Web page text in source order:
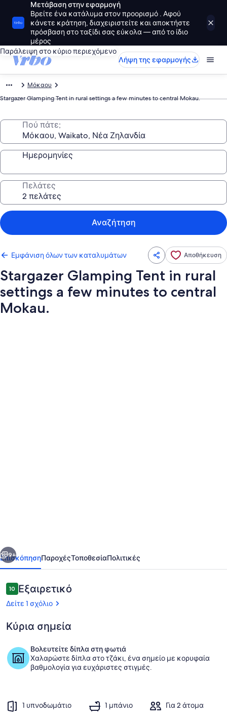
Μετάβαση στην εφαρμογή
Βρείτε ένα κατάλυμα στον προορισμό . Αφού
κάνετε κράτηση, διαχειριστείτε και αποκτήστε
πρόσβαση στο ταξίδι σας εύκολα — από το ίδιο
μέρος
Παράλειψη στο κύριο περιεχόμενο
Λήψη της εφαρμογής
Μόκαου
Stargazer Glamping Tent in rural settings a few minutes to central Mokau.
Πού πάτε;
Ημερομηνίες
Πελάτες
Αναζήτηση
Εμφάνιση όλων των καταλυμάτων Αποθήκευση
Stargazer Glamping Tent in rural
settings a few minutes to central
Mokau.
settings
a
few
minutes
central
Mokau.
Βεράντα/αίθριο
Επόμενο
9+
ΕπισκόπησηΠαροχέςΤοποθεσίαΠολιτικές
Σχόλια
1010 στα 10
Εξαιρετικό
Δείτε 1 σχόλιο
Κύρια σημεία
Βολευτείτε δίπλα στη φωτιά
Χαλαρώστε δίπλα στο τζάκι, ένα σημείο με κορυφαία
βαθμολογία για ευχάριστες στιγμές.
1 υπνοδωμάτιο 1 μπάνιο Για 2 άτομα